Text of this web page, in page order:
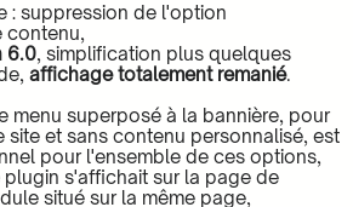
: suppression de l'option
contenu,
6.0, simplification plus quelques
affichage totalement remanié.
menu superposé à la bannière, pour
site et sans contenu personnalisé, est
pour l'ensemble de ces options,
s'affichait sur la page de
situé sur la même page,